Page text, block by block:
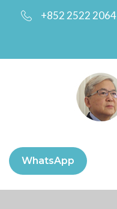
+852 2522 2064
WhatsApp